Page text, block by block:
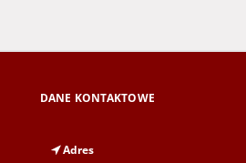
DANE KONTAKTOWE
Adres